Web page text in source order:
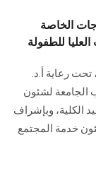
الخاصة
للطفولة
تحت رعاية أ.د.
الجامعة لشئون
الكلية، وبإشراف
خدمة المجتمع